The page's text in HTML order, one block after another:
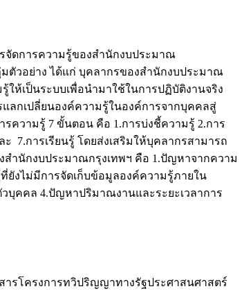
จัดการความรู้ของสำนักงบประมาณ
ตัวอย่าง ได้แก่ บุคลากรของสำนักงบประมาณ
ห้เป็นระบบเพื่อนำมาใช้ในการปฏิบัติงานจริง
ลกเปลี่ยนองค์ความรู้ในองค์การจากบุคคลสู่
ความรู้ 7 ขั้นตอน คือ 1.การบ่งชี้ความรู้ 2.การ
7.การเรียนรู้ โดยส่งเสริมให้บุคลากรสามารถ
สำนักงบประมาณกรุงเทพฯ คือ 1.ปัญหาจากความ
ยังไม่มีการจัดเก็บข้อมูลองค์ความรู้ภายใน
บุคคล 4.ปัญหาปริมาณงานและระยะเวลาการ
ารโครงการทวิปริญญาทางรัฐประศาสนศาสตร์